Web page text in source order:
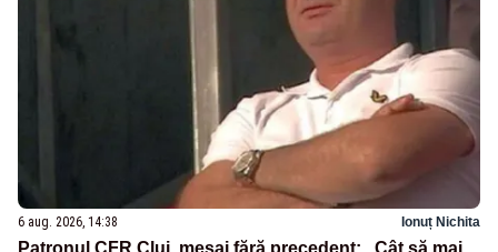
6 aug. 2026, 14:38 Ionuț Nichita